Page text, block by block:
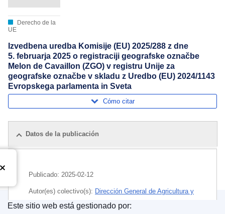
Derecho de la
UE
Izvedbena uredba Komisije (EU) 2025/288 z dne
5. februarja 2025 o registraciji geografske označbe
Melon de Cavaillon (ZGO) v registru Unije za
geografske označbe v skladu z Uredbo (EU) 2024/1143
Evropskega parlamenta in Sveta
Cómo citar
Datos de la publicación
Publicado: 2025-02-12
Autor(es) colectivo(s): Dirección General de Agricultura y
Desarrollo Rural (Comisión Europea
Este sitio web está gestionado por: